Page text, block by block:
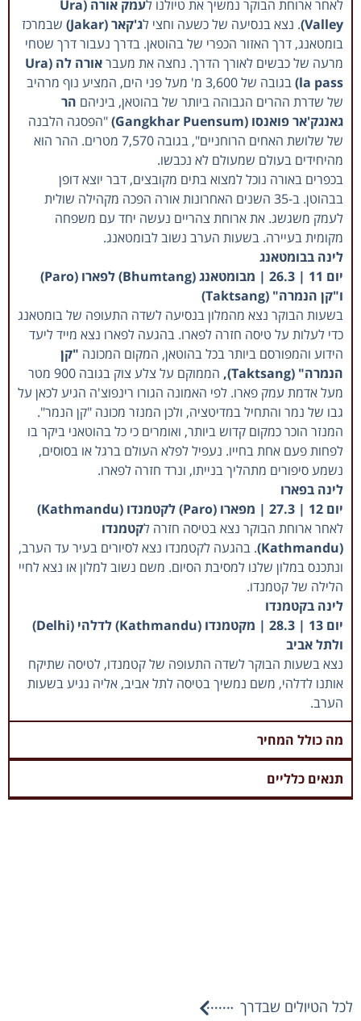
לאחר ארוחת הבוקר נמשיך את טיולנו ל
עמק אורה (Ura
Valley) . נצא בנסיעה של כשעה וחצי לג'קאר (Jakar)
שבמרכז
בומטאנג, דרך האזור הכפרי של בהוטאן. בדרך נעבור דרך שטחי
מרעה של כבשים לאורך הדרך. נחצה את מעבר
אורה לה (Ura
la pass)
בגובה של 3,600 מ' מעל פני הים, המציע נוף מרהיב
של שדרת ההרים הגבוהה ביותר של בהוטאן, ביניהם הר
גאנגק'אר פואנסו (Gangkhar Puensum)
"הפסגה הלבנה
של שלושת האחים הרוחניים", בגובה 7,570 מטרים. ההר הוא
מהיחידים בעולם שמעולם לא נכבשו.
בכפרים באורה נוכל למצוא בתים מקובצים, דבר יוצא דופן
בבהוטן. ב-35 השנים האחרונות אורה הפכה מקהילה שולית
לעמק משגשג. את ארוחת צהריים נעשה יחד עם משפחה
מקומית בעיירה. בשעות הערב נשוב לבומטאנג.
לינה בבומטאנג
יום 11 | 26.3 | מבומטאנג (Bhumtang) לפארו (Paro)
ו"קן הנמרה" (Taktsang)
בשעות הבוקר נצא מהמלון בנסיעה לשדה התעופה של בומטאנג
כדי לעלות על טיסה חזרה לפארו. בהגעה לפארו נצא מייד ליעד
הידוע והמפורסם ביותר בכל בהוטאן, המקום המכונה "קן
הנמרה" (Taktsang),
הממוקם על צלע צוק בגובה 900 מטר
מעל אדמת עמק פארו. לפי האמונה הגורו רינפוצ'ה הגיע לכאן על
גבו של נמר והתחיל במדיטציה, ולכן המנזר מכונה "קן הנמר".
המנזר הוכר כמקום קדוש ביותר, ואומרים כי כל בהוטאני ביקר בו
לפחות פעם אחת בחייו. נעפיל לפלא העולם ברגל או בסוסים,
נשמע סיפורים מתהליך בנייתו, ונרד חזרה לפארו.
לינה בפארו
יום 12 | 27.3 | מפארו (Paro) לקטמנדו (Kathmandu)
לאחר ארוחת הבוקר נצא בטיסה חזרה לקטמנדו
(Kathmandu)
. בהגעה לקטמנדו נצא לסיורים בעיר עד הערב,
ונתכנס במלון שלנו למסיבת הסיום. משם נשוב למלון או נצא לחיי
הלילה של קטמנדו.
לינה בקטמנדו
יום 13 | 28.3 | מקטמנדו (Kathmandu) לדלהי (Delhi)
ולתל אביב
נצא בשעות הבוקר לשדה התעופה של קטמנדו, לטיסה שתיקח
אותנו לדלהי, משם נמשיך בטיסה לתל אביב, אליה נגיע בשעות
הערב.
מה כולל המחיר
תנאים כלליים
לכל הטיולים שבדרך